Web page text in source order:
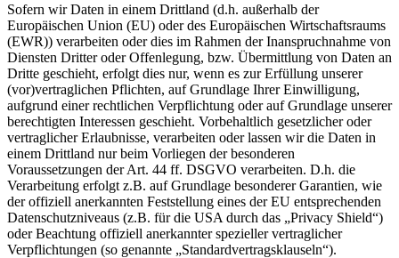
Sofern wir Daten in einem Drittland (d.h. außerhalb der
Europäischen Union (EU) oder des Europäischen Wirtschaftsraums
(EWR)) verarbeiten oder dies im Rahmen der Inanspruchnahme von
Diensten Dritter oder Offenlegung, bzw. Übermittlung von Daten an
Dritte geschieht, erfolgt dies nur, wenn es zur Erfüllung unserer
(vor)vertraglichen Pflichten, auf Grundlage Ihrer Einwilligung,
aufgrund einer rechtlichen Verpflichtung oder auf Grundlage unserer
berechtigten Interessen geschieht. Vorbehaltlich gesetzlicher oder
vertraglicher Erlaubnisse, verarbeiten oder lassen wir die Daten in
einem Drittland nur beim Vorliegen der besonderen
Voraussetzungen der Art. 44 ff. DSGVO verarbeiten. D.h. die
Verarbeitung erfolgt z.B. auf Grundlage besonderer Garantien, wie
der offiziell anerkannten Feststellung eines der EU entsprechenden
Datenschutzniveaus (z.B. für die USA durch das „Privacy Shield“)
oder Beachtung offiziell anerkannter spezieller vertraglicher
Verpflichtungen (so genannte „Standardvertragsklauseln“).